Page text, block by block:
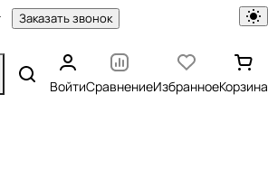
Заказать звонок
ВойтиСравнениеИзбранноеКорзина